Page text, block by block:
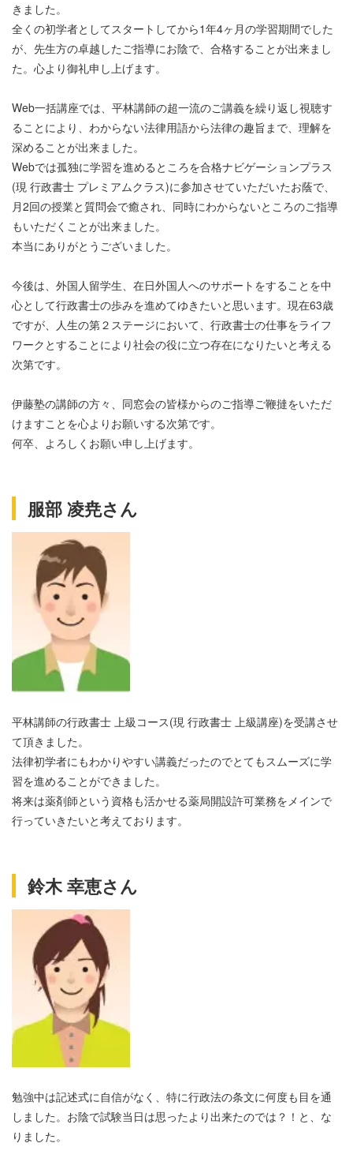
きました。
全くの初学者としてスタートしてから1年4ヶ月の学習期間でした
が、先生方の卓越したご指導にお陰で、合格することが出来まし
た。心より御礼申し上げます。
Web一括講座では、平林講師の超一流のご講義を繰り返し視聴す
ることにより、わからない法律用語から法律の趣旨まで、理解を
深めることが出来ました。
Webでは孤独に学習を進めるところを合格ナビゲーションプラス
(現 行政書士 プレミアムクラス)に参加させていただいたお蔭で、
月2回の授業と質問会で癒され、同時にわからないところのご指導
もいただくことが出来ました。
本当にありがとうございました。
今後は、外国人留学生、在日外国人へのサポートをすることを中
心として行政書士の歩みを進めてゆきたいと思います。現在63歳
ですが、人生の第２ステージにおいて、行政書士の仕事をライフ
ワークとすることにより社会の役に立つ存在になりたいと考える
次第です。
伊藤塾の講師の方々、同窓会の皆様からのご指導ご鞭撻をいただ
けますことを心よりお願いする次第です。
何卒、よろしくお願い申し上げます。
服部 凌尭さん
平林講師の行政書士 上級コース(現 行政書士 上級講座)を受講させ
て頂きました。
法律初学者にもわかりやすい講義だったのでとてもスムーズに学
習を進めることができました。
将来は薬剤師という資格も活かせる薬局開設許可業務をメインで
行っていきたいと考えております。
鈴木 幸恵さん
勉強中は記述式に自信がなく、特に行政法の条文に何度も目を通
しました。お陰で試験当日は思ったより出来たのでは？！と、な
りました。